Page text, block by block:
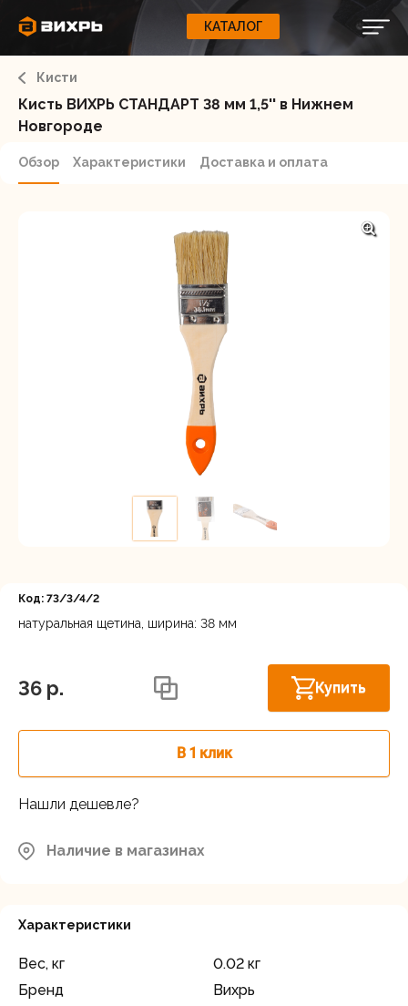
КАТАЛОГ
КАТАЛОГ
О бренде
Блог
Свернуть
ЭЛЕКТРОИНСТРУМЕНТЫ
ИНСТРУМЕНТ
СЕЛЬХОЗТЕХНИКА
ОБОРУДОВАНИЕ
Кисти
Кисть ВИХРЬ СТАНДАРТ 38 мм 1,5'' в Нижнем
Новгороде
Обзор Характеристики Доставка и оплата
Код: 73/3/4/2
натуральная щетина, ширина: 38 мм
36 p. Купить
В 1 клик
Нашли дешевле?
Наличие в магазинах
Характеристики
Вес, кг
0.02 кг
Бренд
Вихрь
ВАШ ЗАКАЗ
Корзина